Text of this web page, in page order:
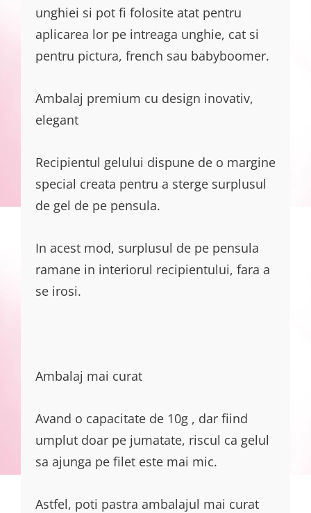
unghiei si pot fi folosite atat pentru
aplicarea lor pe intreaga unghie, cat si
pentru pictura, french sau babyboomer.
Ambalaj premium cu design inovativ,
elegant
Recipientul gelului dispune de o margine
special creata pentru a sterge surplusul
de gel de pe pensula.
In acest mod, surplusul de pe pensula
ramane in interiorul recipientului, fara a
se irosi.
Ambalaj mai curat
Avand o capacitate de 10g , dar fiind
umplut doar pe jumatate, riscul ca gelul
sa ajunga pe filet este mai mic.
Astfel, poti pastra ambalajul mai curat